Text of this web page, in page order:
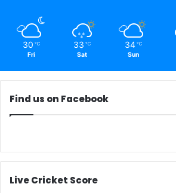
30 ℃
Fri
33 ℃
Sat
34 ℃
Sun
Find us on Facebook
Live Cricket Score